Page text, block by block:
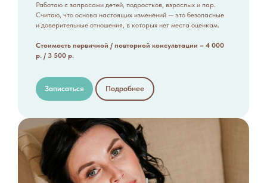
Работаю с запросами детей, подростков, взрослых и пар.
Считаю, что основа настоящих изменений — это безопасные
и доверительные отношения, в которых нет места оценкам.
Стоимость первичной / повторной консультации – 4 000
р. / 3 500 р.
Записаться Подробнее